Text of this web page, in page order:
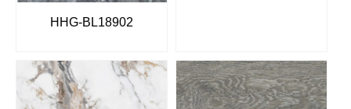
HHG-BL18902